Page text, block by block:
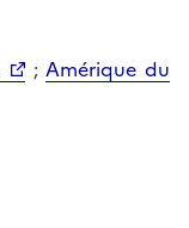
;Amérique du